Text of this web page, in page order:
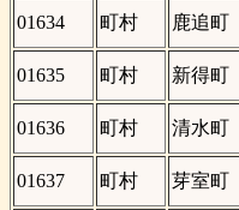
01634
町村 鹿追町
01635
町村 新得町
01636
町村 清水町
01637
町村 芽室町